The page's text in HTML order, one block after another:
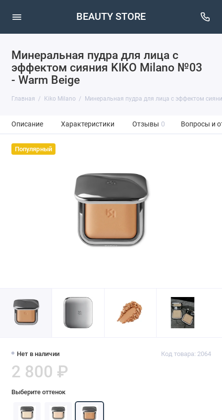
BEAUTY STORE
Минеральная пудра для лица с
эффектом сияния KIKO Milano №03
- Warm Beige
Главная Kiko Milano Минеральная пудра для лица с эффектом
Описание Характеристики Отзывы 0 Вопросы и
Популярный
Нет в наличии Код товара: 2064
2 800 ₽
Выберите оттенок